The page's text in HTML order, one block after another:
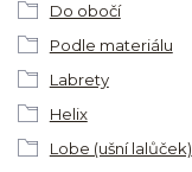
Do obočí
Podle materiálu
Labrety
Helix
Lobe (ušní lalůček)